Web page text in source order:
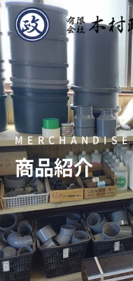
MERCHANDISE
商品紹介